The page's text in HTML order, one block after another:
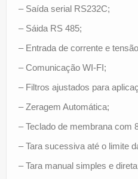
– Saída serial RS232C;
– Sáida RS 485;
– Entrada de corrente e
– Comunicação WI-FI;
– Filtros ajustados para
– Zeragem Automática;
– Teclado de membrana com
– Tara sucessiva até o limite
– Tara manual simples e